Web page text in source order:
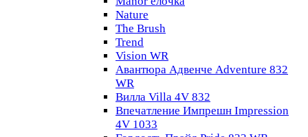
Nature
The Brush
Trend
Vision WR
Авантюра Адвенче Adventure 832
WR
Вилла Villa 4V 832
Впечатление Импрешн Impression
4V 1033